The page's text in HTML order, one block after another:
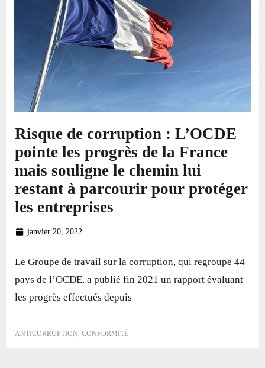
Risque de corruption : L’OCDE
pointe les progrès de la France
mais souligne le chemin lui
restant à parcourir pour protéger
les entreprises
janvier 20, 2022
Le Groupe de travail sur la corruption, qui regroupe 44
pays de l’OCDE, a publié fin 2021 un rapport évaluant
les progrès effectués depuis
ANTICORRUPTION, CONFORMITÉ